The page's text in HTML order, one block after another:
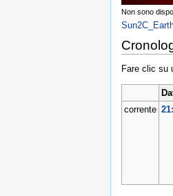
Non sono
Fare clic su
corrente